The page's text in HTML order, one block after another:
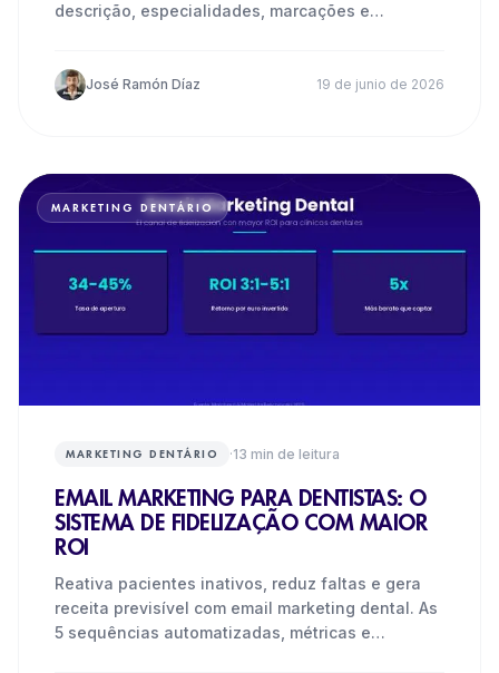
descrição, especialidades, marcações e
José Ramón Díaz 19 de junio de 2026
MARKETING DENTÁRIO
MARKETING DENTÁRIO ·13 min de leitura
EMAIL MARKETING PARA DENTISTAS: O
SISTEMA DE FIDELIZAÇÃO COM MAIOR
ROI
Reativa pacientes inativos, reduz faltas e gera
receita previsível com email marketing dental. As
5 sequências automatizadas, métricas e